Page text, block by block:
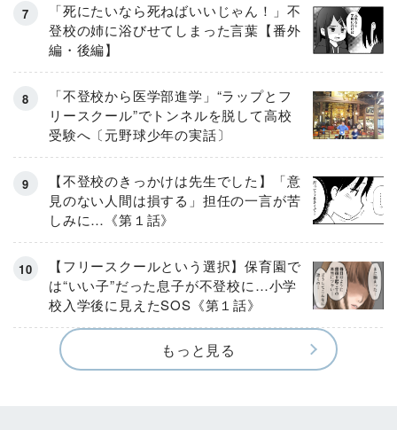
「死にたいなら死ねばいいじゃん！」不
登校の姉に浴びせてしまった言葉【番外
編・後編】
「不登校から医学部進学」“ラップとフ
リースクール”でトンネルを脱して高校
受験へ〔元野球少年の実話〕
【不登校のきっかけは先生でした】「意
見のない人間は損する」担任の一言が苦
しみに…《第１話》
【フリースクールという選択】保育園で
は“いい子”だった息子が不登校に…小学
校入学後に見えたSOS《第１話》
もっと見る